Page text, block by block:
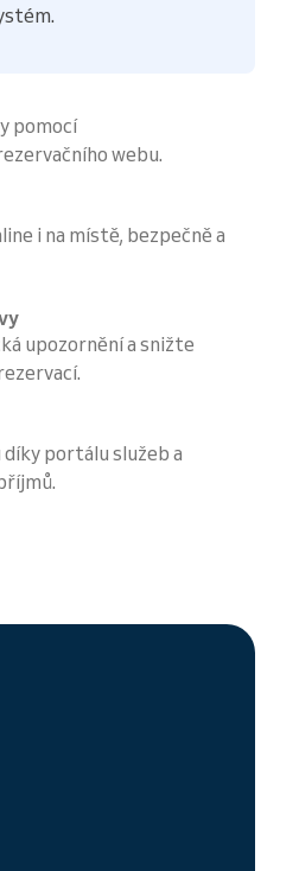
pomocí
webu.
i na místě, bezpečně a
upozornění a snižte
portálu služeb a